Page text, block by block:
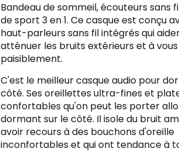
Bandeau de sommeil, écouteurs sans
de sport 3 en 1. Ce casque est conçu
haut-parleurs sans fil intégrés qui
atténuer les bruits extérieurs et à
paisiblement.
C'est le meilleur casque audio pour
côté. Ses oreillettes ultra-fines et
confortables qu'on peut les porter
dormant sur le côté. Il isole du bruit
avoir recours à des bouchons d'oreille
inconfortables et qui ont tendance à